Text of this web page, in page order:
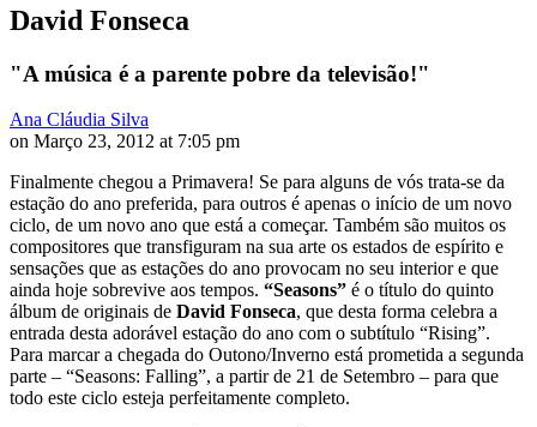
David Fonseca
"A música é a parente pobre da televisão!"
Ana Cláudia Silva
on Março 23, 2012 at 7:05 pm
Finalmente chegou a Primavera! Se para alguns de vós trata-se da
estação do ano preferida, para outros é apenas o início de um novo
ciclo, de um novo ano que está a começar. Também são muitos os
compositores que transfiguram na sua arte os estados de espírito e
sensações que as estações do ano provocam no seu interior e que
ainda hoje sobrevive aos tempos. “Seasons” é o título do quinto
álbum de originais de David Fonseca, que desta forma celebra a
entrada desta adorável estação do ano com o subtítulo “Rising”.
Para marcar a chegada do Outono/Inverno está prometida a segunda
parte – “Seasons: Falling”, a partir de 21 de Setembro – para que
todo este ciclo esteja perfeitamente completo.